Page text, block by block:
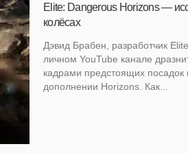
Elite: Dangerous Horizons —
колёсах
Дэвид Брабен, разработчик
личном YouTube канале
кадрами предстоящих посадок
дополнении Horizons. Как...